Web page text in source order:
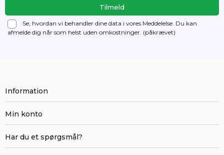
Se, hvordan vi behandler dine data i vores Meddelelse. Du kan
afmelde dig når som helst uden omkostninger. (påkrævet)
Information
Min konto
Har du et spørgsmål?